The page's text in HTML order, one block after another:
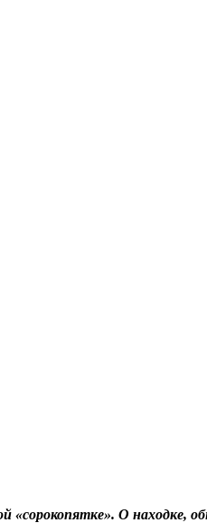
О находке,